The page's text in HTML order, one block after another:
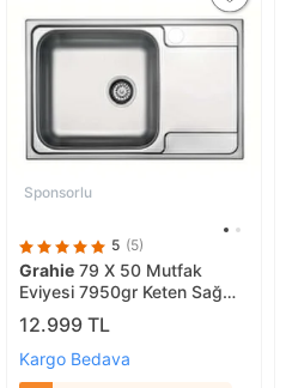
Sponsorlu
5 (5)
Grahie 79 X 50 Mutfak
Eviyesi 7950gr Keten Sağ
Damlalıklı
12.999 TL
Kargo Bedava